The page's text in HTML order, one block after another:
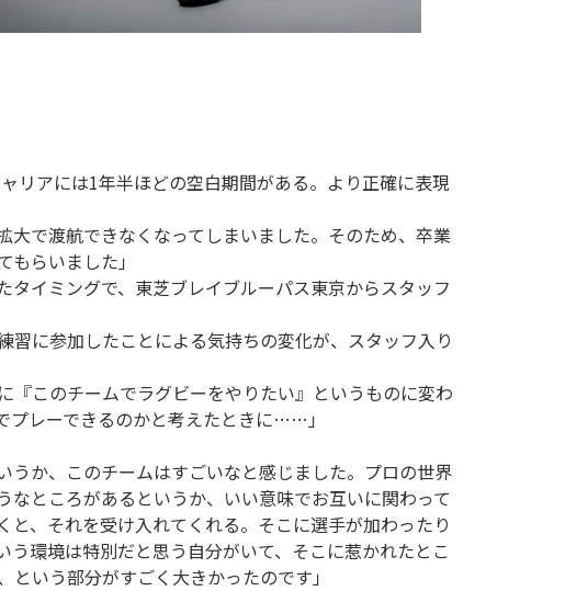
アには1年半ほどの空白期間がある。より正確に表現
大で渡航できなくなってしまいました。そのため、卒業
らいました」
イミングで、東芝ブレイブルーパス東京からスタッフ
に参加したことによる気持ちの変化が、スタッフ入り
『このチームでラグビーをやりたい』というものに変わ
プレーできるのかと考えたときに……」
うか、このチームはすごいなと感じました。プロの世界
ところがあるというか、いい意味でお互いに関わって
、それを受け入れてくれる。そこに選手が加わったり
環境は特別だと思う自分がいて、そこに惹かれたとこ
いう部分がすごく大きかったのです」